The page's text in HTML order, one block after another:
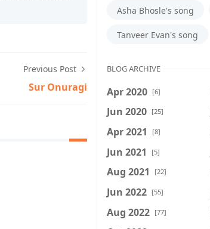
Previous Post
Sur Onuragi
Asha Bhosle's song
Tanveer Evan's song
BLOG ARCHIVE
Apr 2020 [6]
Jun 2020 [25]
Apr 2021 [8]
Jun 2021 [5]
Aug 2021 [22]
Jun 2022 [55]
Aug 2022 [77]